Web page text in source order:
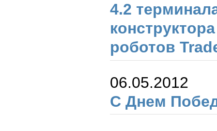
4.2
роботов
06.05.2012
C Днем